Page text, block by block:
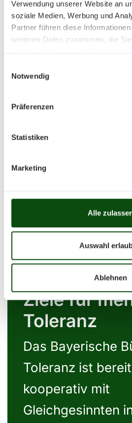
Verwendung unserer Website an
soziale Medien, Werbung und
Partner führen diese
weiteren Daten zusammen, die
Notwendig
Präferenzen
Statistiken
Marketing
Alle
Auswahl
Ablehnen
Toleranz
Das Bayerische
den Schutz von
Menschenwürde
2012 Mitglied im
Bündnis für
Ziele für
Toleranz
Das Bayerische
Toleranz ist
kooperativ mit
Gleichgesinnten